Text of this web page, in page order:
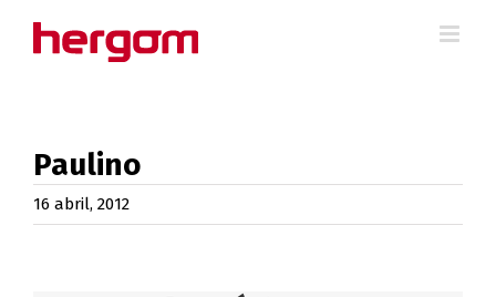
Paulino
16 abril, 2012